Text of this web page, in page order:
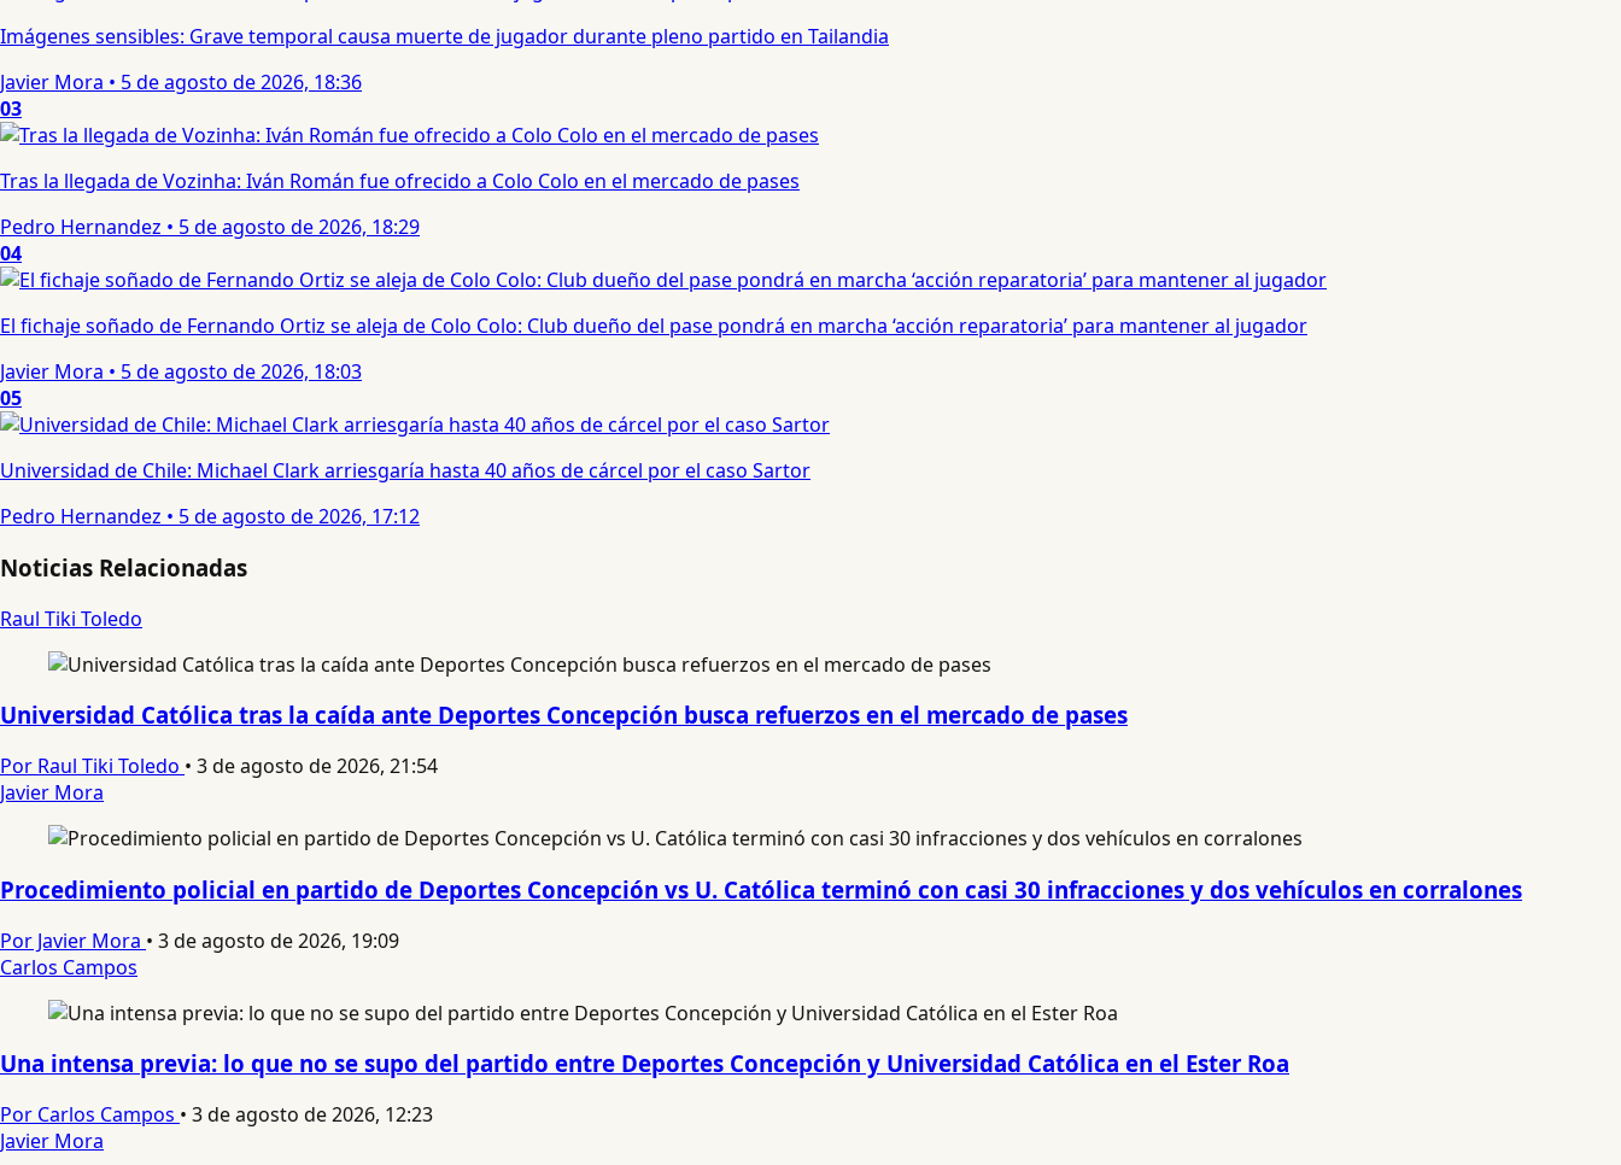
Imágenes sensibles: Grave temporal causa muerte de jugador durante pleno partido en Tailandia
Javier Mora • 5 de agosto de 2026, 18:36
03
Tras la llegada de Vozinha: Iván Román fue ofrecido a Colo Colo en el mercado de pases
Pedro Hernandez • 5 de agosto de 2026, 18:29
04
El fichaje soñado de Fernando Ortiz se aleja de Colo Colo: Club dueño del pase pondrá en marcha ‘acción reparatoria’ para mantener al jugador
Javier Mora • 5 de agosto de 2026, 18:03
05
Universidad de Chile: Michael Clark arriesgaría hasta 40 años de cárcel por el caso Sartor
Pedro Hernandez • 5 de agosto de 2026, 17:12
Noticias Relacionadas
Raul Tiki Toledo
Universidad Católica tras la caída ante Deportes Concepción busca refuerzos en el mercado de pases
Por Raul Tiki Toledo • 3 de agosto de 2026, 21:54
Javier Mora
Procedimiento policial en partido de Deportes Concepción vs U. Católica terminó con casi 30 infracciones y dos vehículos en corralones
Por Javier Mora • 3 de agosto de 2026, 19:09
Carlos Campos
Una intensa previa: lo que no se supo del partido entre Deportes Concepción y Universidad Católica en el Ester Roa
Por Carlos Campos • 3 de agosto de 2026, 12:23
Javier Mora